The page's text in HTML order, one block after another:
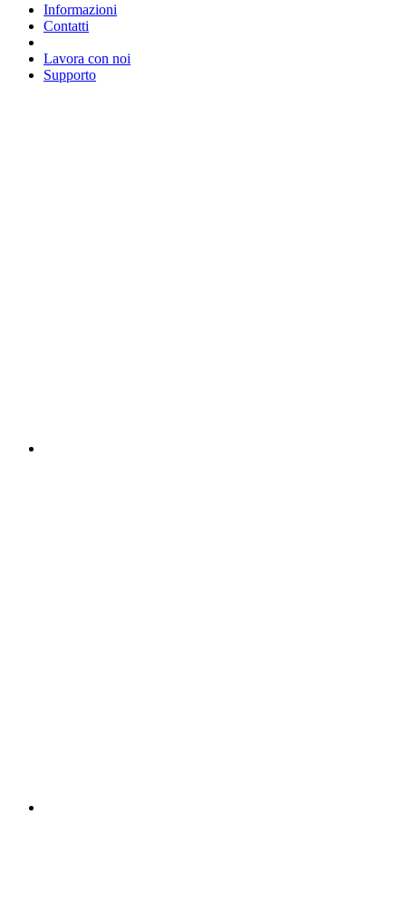
Informazioni
Contatti
Lavora con noi
Supporto